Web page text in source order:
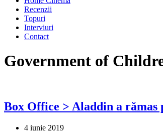
Recenzii
Topuri
Interviuri
Contact
Government of
Box Office > Aladdin a rămas
4 iunie 2019